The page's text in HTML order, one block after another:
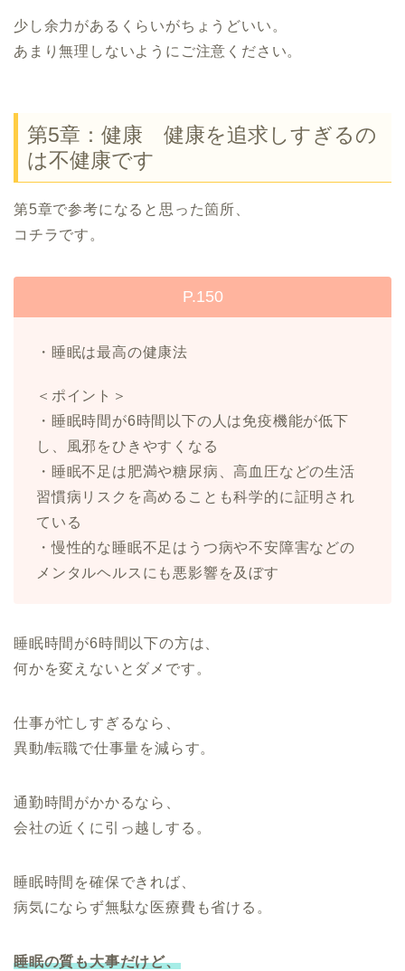
少し余力があるくらいがちょうどいい。
あまり無理しないようにご注意ください。
第5章：健康 健康を追求しすぎるの
は不健康です
第5章で参考になると思った箇所、
コチラです。
P.150
・睡眠は最高の健康法
＜ポイント＞
・睡眠時間が6時間以下の人は免疫機能が低下
し、風邪をひきやすくなる
・睡眠不足は肥満や糖尿病、高血圧などの生活
習慣病リスクを高めることも科学的に証明され
ている
・慢性的な睡眠不足はうつ病や不安障害などの
メンタルヘルスにも悪影響を及ぼす
睡眠時間が6時間以下の方は、
何かを変えないとダメです。
仕事が忙しすぎるなら、
異動/転職で仕事量を減らす。
通勤時間がかかるなら、
会社の近くに引っ越しする。
睡眠時間を確保できれば、
病気にならず無駄な医療費も省ける。
睡眠の質も大事だけど、